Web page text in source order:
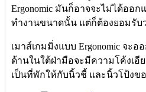
Ergonomic มันก็อาจจะไม่ได้ออก
ทำงานขนาดนั้น แต่ก็ต้องยอมรับ
เมาส์เกมมิ่งแบบ Ergonomic จ
ด้านในใต้ฝ่ามือจะมีความโค้งเอี
เป็นที่พักให้กับนิ้วชี้ และนิ้วโป้งข